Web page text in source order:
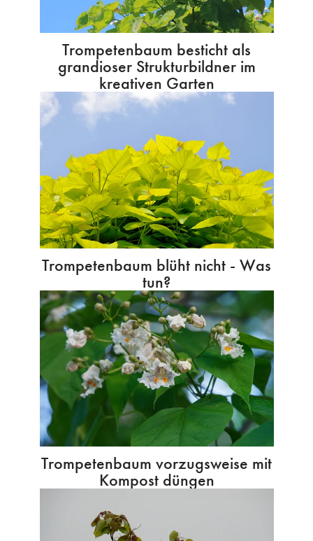
Trompetenbaum besticht als
grandioser Strukturbildner im
kreativen Garten
Trompetenbaum blüht nicht - Was
tun?
Trompetenbaum vorzugsweise mit
Kompost düngen